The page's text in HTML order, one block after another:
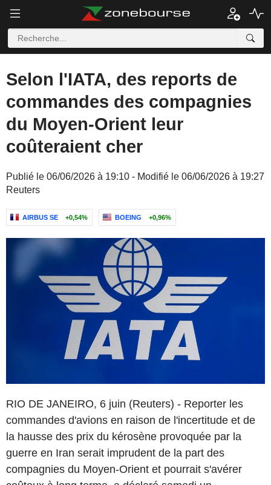
Selon l'IATA, des reports de
commandes des compagnies
du Moyen-Orient leur
coûteraient cher
Publié le 06/06/2026 à 19:10 - Modifié le 06/06/2026 à 19:27
Reuters
AIRBUS SE +0,54% BOEING +0,96%
RIO DE JANEIRO, 6 juin (Reuters) - Reporter les
commandes d'avions en raison de l'incertitude et de
la hausse des prix du kérosène provoquée par la
guerre en Iran serait imprudent de la part des
compagnies du Moyen-Orient et pourrait s'avérer